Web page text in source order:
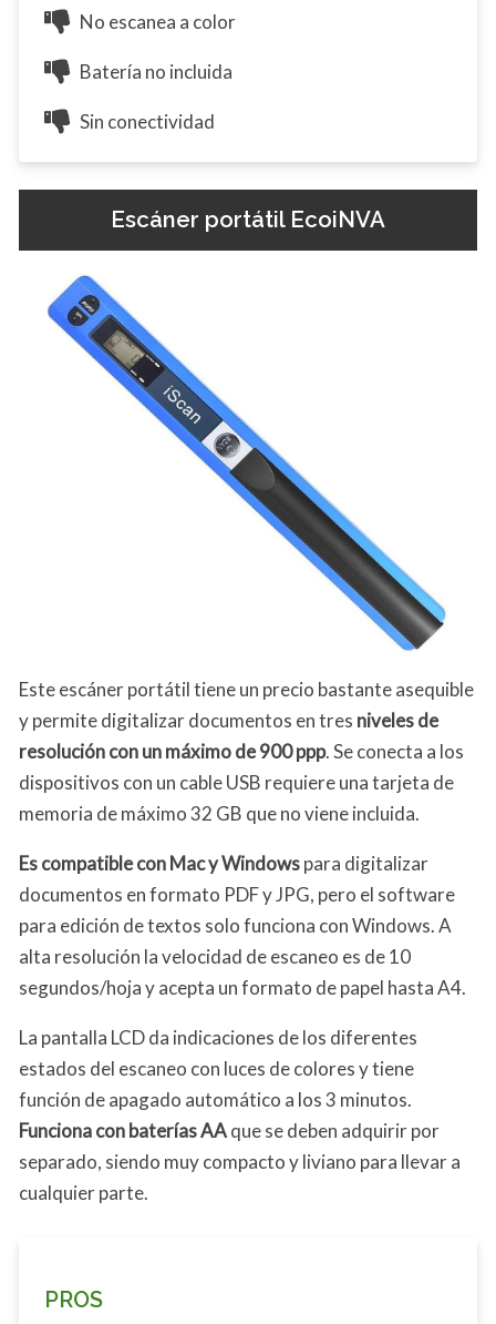
No escanea a color
Batería no incluida
Sin conectividad
Escáner portátil EcoiNVA
Este escáner portátil tiene un precio bastante asequible
y permite digitalizar documentos en tres niveles de
resolución con un máximo de 900 ppp. Se conecta a los
dispositivos con un cable USB requiere una tarjeta de
memoria de máximo 32 GB que no viene incluida.
Es compatible con Mac y Windowspara digitalizar
documentos en formato PDF y JPG, pero el software
para edición de textos solo funciona con Windows. A
alta resolución la velocidad de escaneo es de 10
segundos/hoja y acepta un formato de papel hasta A4.
La pantalla LCD da indicaciones de los diferentes
estados del escaneo con luces de colores y tiene
función de apagado automático a los 3 minutos.
Funciona con baterías AAque se deben adquirir por
separado, siendo muy compacto y liviano para llevar a
cualquier parte.
PROS